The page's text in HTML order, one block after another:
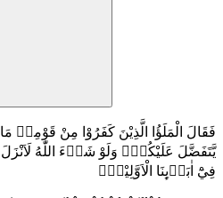
فَقَالَ الْمَلَؤُا الَّذِيْنَ كَفَرُوْا مِنْ قَوْمِهٖ
يَّتَفَضَّلَ عَلَيْكُمْۗ وَلَوْ شَاۤءَ اللّٰهُ
فِيْٓ اٰبَاۤىِٕنَا الْاَوَّلِيْنَۚ